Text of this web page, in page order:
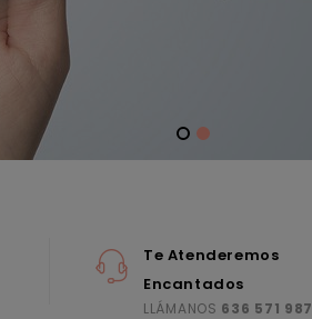
Te Atenderemos
Encantados
LLÁMANOS 636 571 987